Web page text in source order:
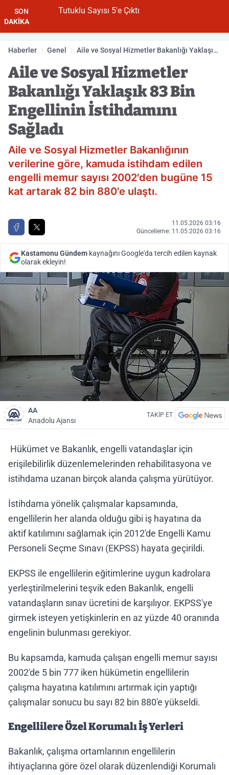
SON
DAKİKA
Tutuklu Sayısı 5'e Çıktı
Haberler Genel
Aile ve Sosyal Hizmetler Bakanlığı Yaklaşık
Aile ve Sosyal Hizmetler
Bakanlığı Yaklaşık 83 Bin
Engellinin İstihdamını
Sağladı
Aile ve Sosyal Hizmetler Bakanlığının
verilerine göre, kamuda istihdam edilen
engelli memur sayısı 2002'den bugüne 15
kat artarak 82 bin 880'e ulaştı.
11.05.2026 03:16
Güncelleme: 11.05.2026 03:16
Kastamonu Gündem kaynağını Google'da tercih edilen kaynak
olarak ekleyin!
AA
Anadolu Ajansı
TAKİP ET
Hükümet ve Bakanlık, engelli vatandaşlar için
erişilebilirlik düzenlemelerinden rehabilitasyona ve
istihdama uzanan birçok alanda çalışma yürütüyor.
İstihdama yönelik çalışmalar kapsamında,
engellilerin her alanda olduğu gibi iş hayatına da
aktif katılımını sağlamak için 2012'de Engelli Kamu
Personeli Seçme Sınavı (EKPSS) hayata geçirildi.
EKPSS ile engellilerin eğitimlerine uygun kadrolara
yerleştirilmelerini teşvik eden Bakanlık, engelli
vatandaşların sınav ücretini de karşılıyor. EKPSS'ye
girmek isteyen yetişkinlerin en az yüzde 40 oranında
engelinin bulunması gerekiyor.
Bu kapsamda, kamuda çalışan engelli memur sayısı
2002'de 5 bin 777 iken hükümetin engellilerin
çalışma hayatına katılımını artırmak için yaptığı
çalışmalar sonucu bu sayı 82 bin 880'e yükseldi.
Engellilere Özel Korumalı İş Yerleri
Bakanlık, çalışma ortamlarının engellilerin
ihtiyaçlarına göre özel olarak düzenlendiği Korumalı